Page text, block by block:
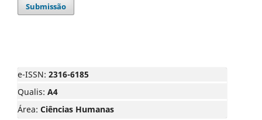
Submissão
e-ISSN: 2316-6185
Qualis: A4
Área: Ciências Humanas